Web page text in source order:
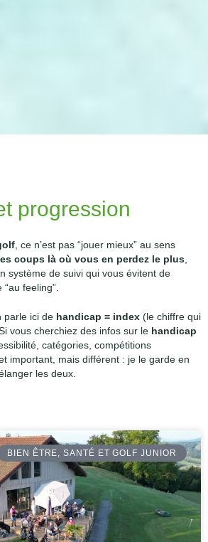
progression
, ce n’est pas “jouer mieux” au sens
coups là où vous en perdez le plus
système de suivi qui vous évitent de
feeling”.
parle ici de handicap = index (le chiffre qui
vous cherchiez des infos sur le handicap
catégories, compétitions
important, mais différent : je le garde en
les deux.
BIEN ÊTRE, SANTÉ ET GOLF JUNIOR